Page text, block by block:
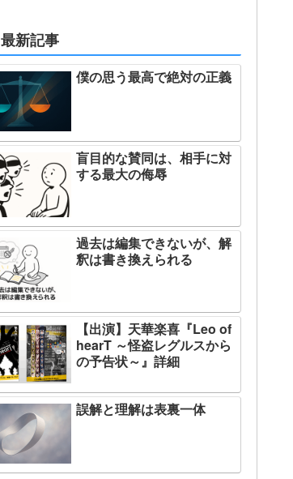
最新記事
僕の思う最高で絶対の正義
盲目的な賛同は、相手に対
する最大の侮辱
過去は編集できないが、解
釈は書き換えられる
【出演】天華楽喜『Leo of
hearT ～怪盗レグルスから
の予告状～』詳細
誤解と理解は表裏一体